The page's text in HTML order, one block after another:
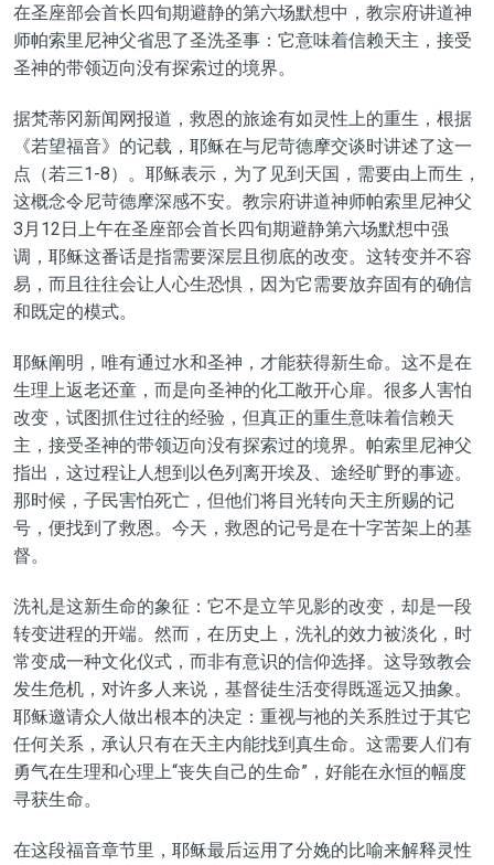
在圣座部会首长四旬期避静的第六场默想中，教宗府讲道神
师帕索里尼神父省思了圣洗圣事：它意味着信赖天主，接受
圣神的带领迈向没有探索过的境界。
据梵蒂冈新闻网报道，救恩的旅途有如灵性上的重生，根据
《若望福音》的记载，耶稣在与尼苛德摩交谈时讲述了这一
点（若三1-8）。耶稣表示，为了见到天国，需要由上而生，
这概念令尼苛德摩深感不安。教宗府讲道神师帕索里尼神父
3月12日上午在圣座部会首长四旬期避静第六场默想中强
调，耶稣这番话是指需要深层且彻底的改变。这转变并不容
易，而且往往会让人心生恐惧，因为它需要放弃固有的确信
和既定的模式。
耶稣阐明，唯有通过水和圣神，才能获得新生命。这不是在
生理上返老还童，而是向圣神的化工敞开心扉。很多人害怕
改变，试图抓住过往的经验，但真正的重生意味着信赖天
主，接受圣神的带领迈向没有探索过的境界。帕索里尼神父
指出，这过程让人想到以色列离开埃及、途经旷野的事迹。
那时候，子民害怕死亡，但他们将目光转向天主所赐的记
号，便找到了救恩。今天，救恩的记号是在十字苦架上的基
督。
洗礼是这新生命的象征：它不是立竿见影的改变，却是一段
转变进程的开端。然而，在历史上，洗礼的效力被淡化，时
常变成一种文化仪式，而非有意识的信仰选择。这导致教会
发生危机，对许多人来说，基督徒生活变得既遥远又抽象。
耶稣邀请众人做出根本的决定：重视与祂的关系胜过于其它
任何关系，承认只有在天主内能找到真生命。这需要人们有
勇气在生理和心理上“丧失自己的生命”，好能在永恒的幅度
寻获生命。
在这段福音章节里，耶稣最后运用了分娩的比喻来解释灵性